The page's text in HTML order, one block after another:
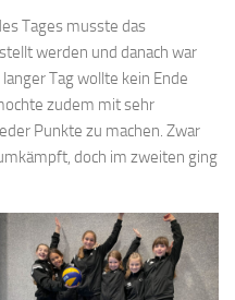
Tages musste das
werden und danach war
Tag wollte kein Ende
zudem mit sehr
Punkte zu machen. Zwar
doch im zweiten ging